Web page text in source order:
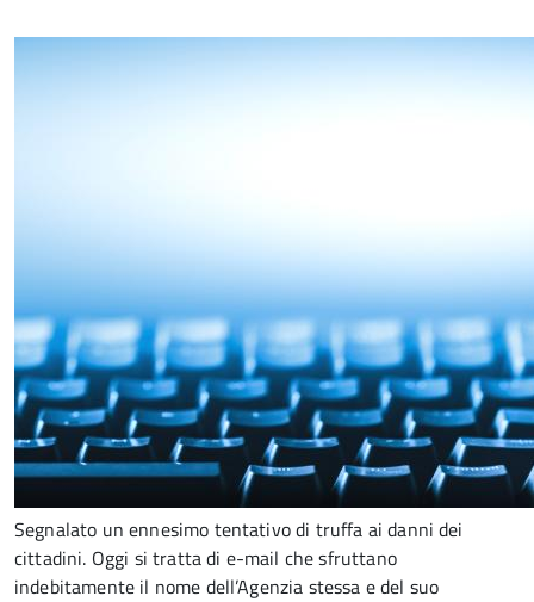
Segnalato un ennesimo tentativo di truffa ai danni dei
cittadini. Oggi si tratta di e-mail che sfruttano
indebitamente il nome dell’Agenzia stessa e del suo